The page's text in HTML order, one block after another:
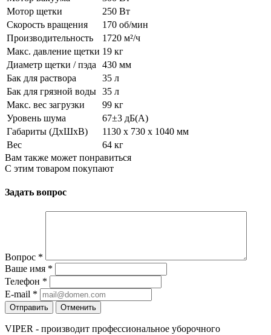
Мотор щетки
250 Вт
Скорость вращения
170 об/мин
Производительность
1720 м²/ч
Макс. давление щетки 19 кг
Диаметр щетки / пэда
430 мм
Бак для раствора
35 л
Бак для грязной воды 35 л
Макс. вес загрузки
99 кг
Уровень шума
67±3 дБ(А)
Габариты (ДхШхВ)
1130 x 730 x 1040 мм
Вес
64 кг
Вам также может понравиться
С этим товаром покупают
Задать вопрос
Вопрос *
Ваше имя *
Телефон *
E-mail *
Отправить Отменить
VIPER - производит профессиональное уборочного